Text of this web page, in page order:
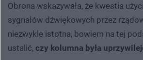
Obrona wskazywała, że kwestia
sygnałów dźwiękowych przez
niezwykle istotna, bowiem na tej
ustalić, czy kolumna była